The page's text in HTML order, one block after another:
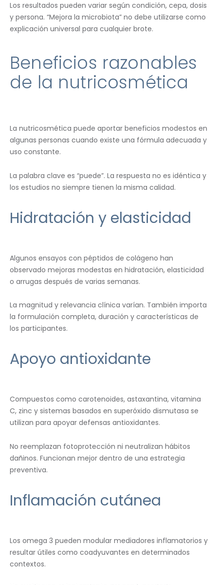
Los resultados pueden variar según condición, cepa, dosis
y persona. “Mejora la microbiota” no debe utilizarse como
explicación universal para cualquier brote.
Beneficios razonables
de la nutricosmética
La nutricosmética puede aportar beneficios modestos en
algunas personas cuando existe una fórmula adecuada y
uso constante.
La palabra clave es “puede”. La respuesta no es idéntica y
los estudios no siempre tienen la misma calidad.
Hidratación y elasticidad
Algunos ensayos con péptidos de colágeno han
observado mejoras modestas en hidratación, elasticidad
o arrugas después de varias semanas.
La magnitud y relevancia clínica varían. También importa
la formulación completa, duración y características de
los participantes.
Apoyo antioxidante
Compuestos como carotenoides, astaxantina, vitamina
C, zinc y sistemas basados en superóxido dismutasa se
utilizan para apoyar defensas antioxidantes.
No reemplazan fotoprotección ni neutralizan hábitos
dañinos. Funcionan mejor dentro de una estrategia
preventiva.
Inflamación cutánea
Los omega 3 pueden modular mediadores inflamatorios y
resultar útiles como coadyuvantes en determinados
contextos.